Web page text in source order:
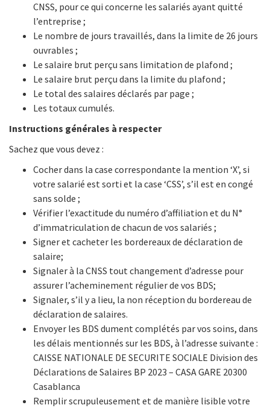
CNSS, pour ce qui concerne les salariés ayant quitté
l’entreprise ;
Le nombre de jours travaillés, dans la limite de 26 jours
ouvrables ;
Le salaire brut perçu sans limitation de plafond ;
Le salaire brut perçu dans la limite du plafond ;
Le total des salaires déclarés par page ;
Les totaux cumulés.
Instructions générales à respecter
Sachez que vous devez :
Cocher dans la case correspondante la mention ‘X’, si
votre salarié est sorti et la case ‘CSS’, s’il est en congé
sans solde ;
Vérifier l’exactitude du numéro d’affiliation et du N°
d’immatriculation de chacun de vos salariés ;
Signer et cacheter les bordereaux de déclaration de
salaire;
Signaler à la CNSS tout changement d’adresse pour
assurer l’acheminement régulier de vos BDS;
Signaler, s’il y a lieu, la non réception du bordereau de
déclaration de salaires.
Envoyer les BDS dument complétés par vos soins, dans
les délais mentionnés sur les BDS, à l’adresse suivante :
CAISSE NATIONALE DE SECURITE SOCIALE Division des
Déclarations de Salaires BP 2023 – CASA GARE 20300
Casablanca
Remplir scrupuleusement et de manière lisible votre